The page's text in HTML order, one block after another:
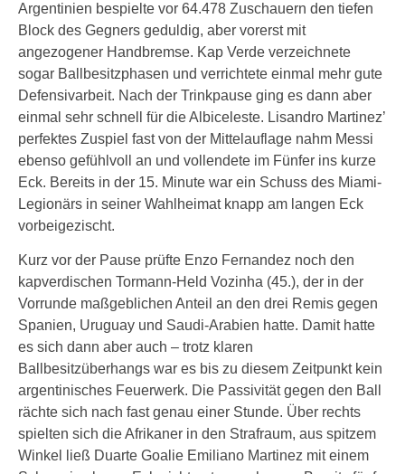
Argentinien bespielte vor 64.478 Zuschauern den tiefen
Block des Gegners geduldig, aber vorerst mit
angezogener Handbremse. Kap Verde verzeichnete
sogar Ballbesitzphasen und verrichtete einmal mehr gute
Defensivarbeit. Nach der Trinkpause ging es dann aber
einmal sehr schnell für die Albiceleste. Lisandro Martinez’
perfektes Zuspiel fast von der Mittelauflage nahm Messi
ebenso gefühlvoll an und vollendete im Fünfer ins kurze
Eck. Bereits in der 15. Minute war ein Schuss des Miami-
Legionärs in seiner Wahlheimat knapp am langen Eck
vorbeigezischt.
Kurz vor der Pause prüfte Enzo Fernandez noch den
kapverdischen Tormann-Held Vozinha (45.), der in der
Vorrunde maßgeblichen Anteil an den drei Remis gegen
Spanien, Uruguay und Saudi-Arabien hatte. Damit hatte
es sich dann aber auch – trotz klaren
Ballbesitzüberhangs war es bis zu diesem Zeitpunkt kein
argentinisches Feuerwerk. Die Passivität gegen den Ball
rächte sich nach fast genau einer Stunde. Über rechts
spielten sich die Afrikaner in den Strafraum, aus spitzem
Winkel ließ Duarte Goalie Emiliano Martinez mit einem